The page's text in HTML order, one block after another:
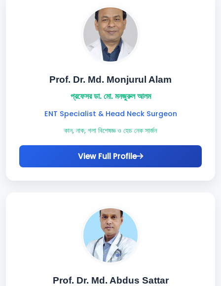
Prof. Dr. Md. Monjurul Alam
প্রফেসর ডা. মো. মনজুরুল আলম
ENT Specialist & Head Neck Surgeon
কান, নাক, গলা বিশেষজ্ঞ ও হেড নেক সার্জন
View Full Profile
Prof. Dr. Md. Abdus Sattar